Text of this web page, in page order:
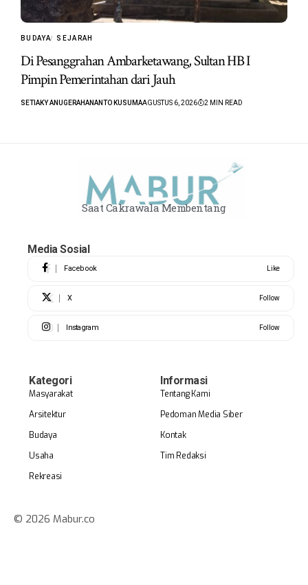
BUDAYA SEJARAH
Di Pesanggrahan Ambarketawang, Sultan HB I
Pimpin Pemerintahan dari Jauh
SETIAKY ANUGERAHANANTO KUSUMAAGUSTUS 6, 2026 2 MIN READ
Saat Cakrawala Membentang
Media Sosial
Facebook Like
X Follow
Instagram Follow
Kategori
Masyarakat
Arsitektur
Budaya
Usaha
Rekreasi
Informasi
Tentang Kami
Pedoman Media Siber
Kontak
Tim Redaksi
© 2026 Mabur.co